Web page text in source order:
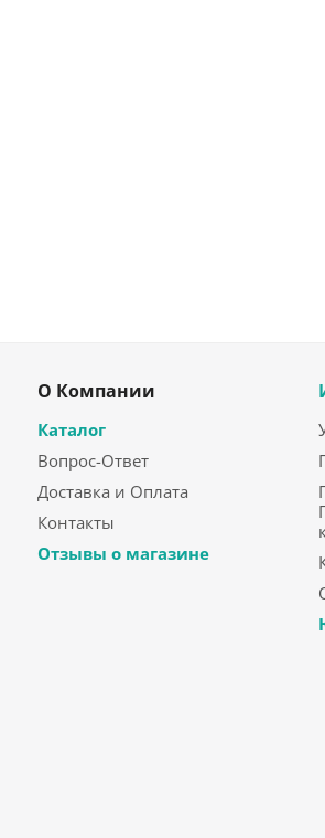
О Компании
Каталог
Вопрос-Ответ
Доставка и Оплата
Контакты
Отзывы о магазине